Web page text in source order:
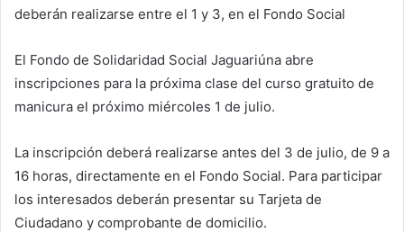
deberán realizarse entre el 1 y 3, en el Fondo Social
El Fondo de Solidaridad Social Jaguariúna abre
inscripciones para la próxima clase del curso gratuito de
manicura el próximo miércoles 1 de julio.
La inscripción deberá realizarse antes del 3 de julio, de 9 a
16 horas, directamente en el Fondo Social. Para participar
los interesados ​​deberán presentar su Tarjeta de
Ciudadano y comprobante de domicilio.